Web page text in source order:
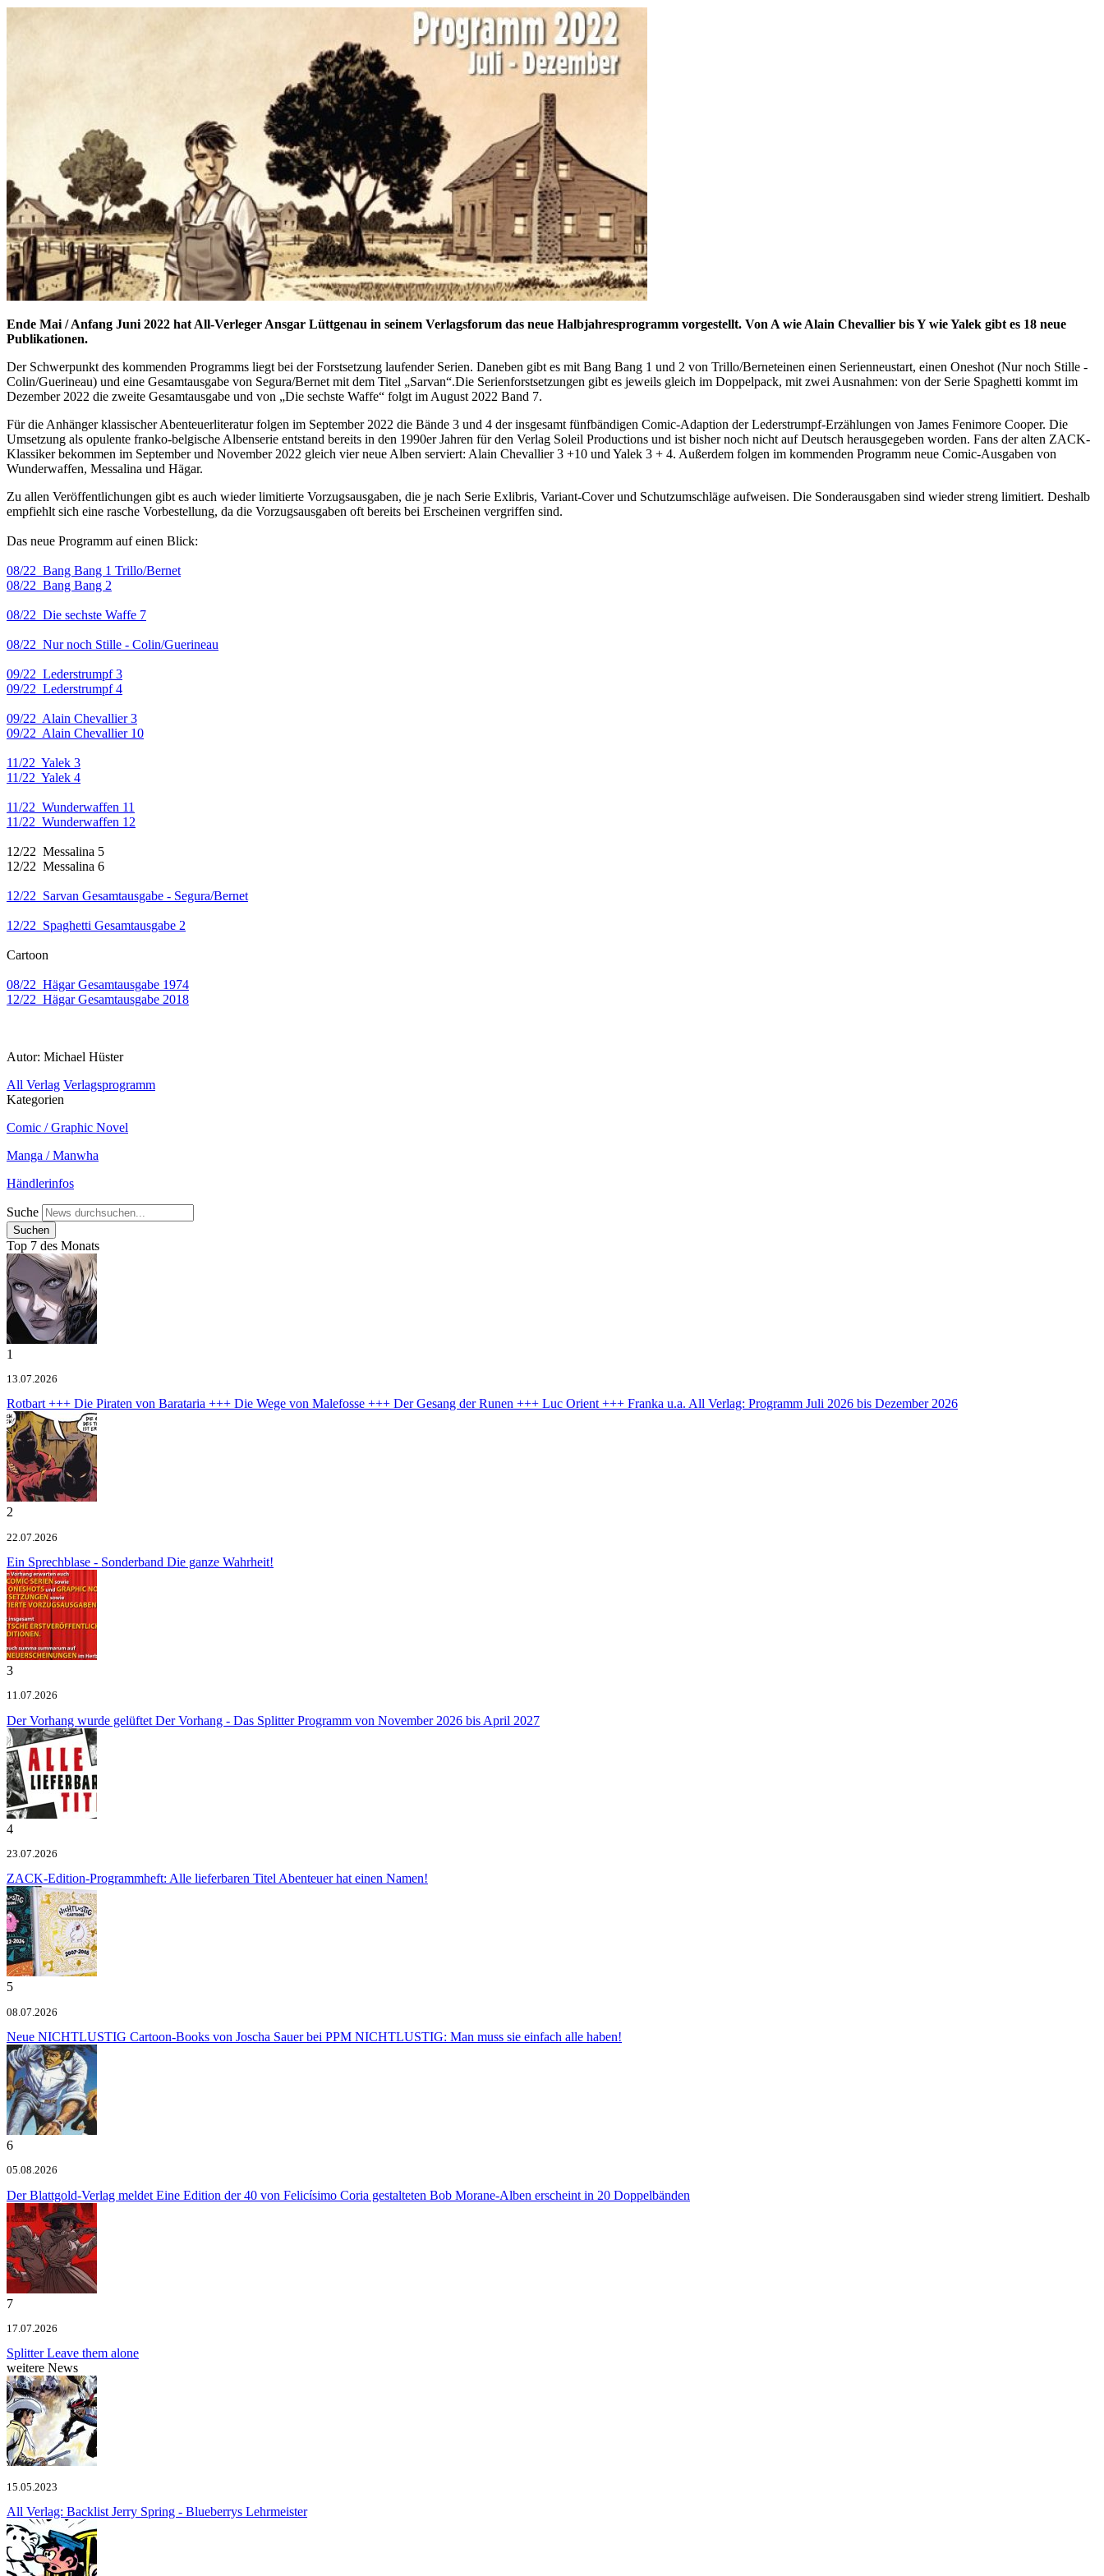
Ende Mai / Anfang Juni 2022 hat All-Verleger Ansgar Lüttgenau in seinem Verlagsforum das neue Halbjahresprogramm vorgestellt. Von A wie Alain Chevallier bis Y wie Yalek gibt es 18 neue
Publikationen.
Der Schwerpunkt des kommenden Programms liegt bei der Forstsetzung laufender Serien. Daneben gibt es mit Bang Bang 1 und 2 von Trillo/Berneteinen einen Serienneustart, einen Oneshot (Nur noch Stille -
Colin/Guerineau) und eine Gesamtausgabe von Segura/Bernet mit dem Titel „Sarvan“.Die Serienforstsetzungen gibt es jeweils gleich im Doppelpack, mit zwei Ausnahmen: von der Serie Spaghetti kommt im
Dezember 2022 die zweite Gesamtausgabe und von „Die sechste Waffe“ folgt im August 2022 Band 7.
Für die Anhänger klassischer Abenteuerliteratur folgen im September 2022 die Bände 3 und 4 der insgesamt fünfbändigen Comic-Adaption der Lederstrumpf-Erzählungen von James Fenimore Cooper. Die
Umsetzung als opulente franko-belgische Albenserie entstand bereits in den 1990er Jahren für den Verlag Soleil Productions und ist bisher noch nicht auf Deutsch herausgegeben worden. Fans der alten ZACK-
Klassiker bekommen im September und November 2022 gleich vier neue Alben serviert: Alain Chevallier 3 +10 und Yalek 3 + 4. Außerdem folgen im kommenden Programm neue Comic-Ausgaben von
Wunderwaffen, Messalina und Hägar.
Zu allen Veröffentlichungen gibt es auch wieder limitierte Vorzugsausgaben, die je nach Serie Exlibris, Variant-Cover und Schutzumschläge aufweisen. Die Sonderausgaben sind wieder streng limitiert. Deshalb
empfiehlt sich eine rasche Vorbestellung, da die Vorzugsausgaben oft bereits bei Erscheinen vergriffen sind.
Das neue Programm auf einen Blick:
08/22 Bang Bang 1 Trillo/Bernet
08/22 Bang Bang 2
08/22 Die sechste Waffe 7
08/22 Nur noch Stille - Colin/Guerineau
09/22 Lederstrumpf 3
09/22 Lederstrumpf 4
09/22 Alain Chevallier 3
09/22 Alain Chevallier 10
11/22 Yalek 3
11/22 Yalek 4
11/22 Wunderwaffen 11
11/22 Wunderwaffen 12
12/22 Messalina 5
12/22 Messalina 6
12/22 Sarvan Gesamtausgabe - Segura/Bernet
12/22 Spaghetti Gesamtausgabe 2
Cartoon
08/22 Hägar Gesamtausgabe 1974
12/22 Hägar Gesamtausgabe 2018
Autor: Michael Hüster
All Verlag Verlagsprogramm
Kategorien
Comic / Graphic Novel
Manga / Manwha
Händlerinfos
Suche
Top 7 des Monats
1
13.07.2026
Rotbart +++ Die Piraten von Barataria +++ Die Wege von Malefosse +++ Der Gesang der Runen +++ Luc Orient +++ Franka u.a. All Verlag: Programm Juli 2026 bis Dezember 2026
2
22.07.2026
Ein Sprechblase - Sonderband Die ganze Wahrheit!
3
11.07.2026
Der Vorhang wurde gelüftet Der Vorhang - Das Splitter Programm von November 2026 bis April 2027
4
23.07.2026
ZACK-Edition-Programmheft: Alle lieferbaren Titel Abenteuer hat einen Namen!
5
08.07.2026
Neue NICHTLUSTIG Cartoon-Books von Joscha Sauer bei PPM NICHTLUSTIG: Man muss sie einfach alle haben!
6
05.08.2026
Der Blattgold-Verlag meldet Eine Edition der 40 von Felicísimo Coria gestalteten Bob Morane-Alben erscheint in 20 Doppelbänden
7
17.07.2026
SplitterLeave them alone
weitere News
15.05.2023
All Verlag: Backlist Jerry Spring - Blueberrys Lehrmeister